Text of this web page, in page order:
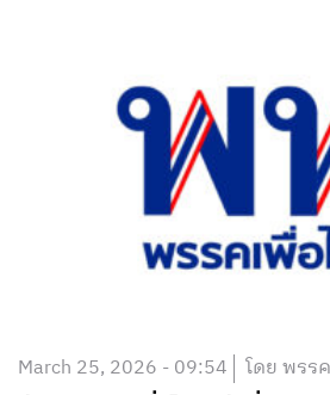
March 25, 2026 - 09:54 โดย พรร